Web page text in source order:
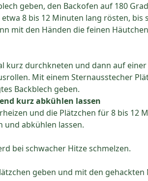
geben, den Backofen auf 180 Grad
8 bis 12 Minuten lang rösten, bis
mit den Händen die feinen
kurz durchkneten und dann auf
Mit einem Sternausstecher
Backblech geben.
kurz abkühlen lassen
und die Plätzchen für 8 bis 12
und abkühlen lassen.
bei schwacher Hitze schmelzen.
geben und mit den gehackten